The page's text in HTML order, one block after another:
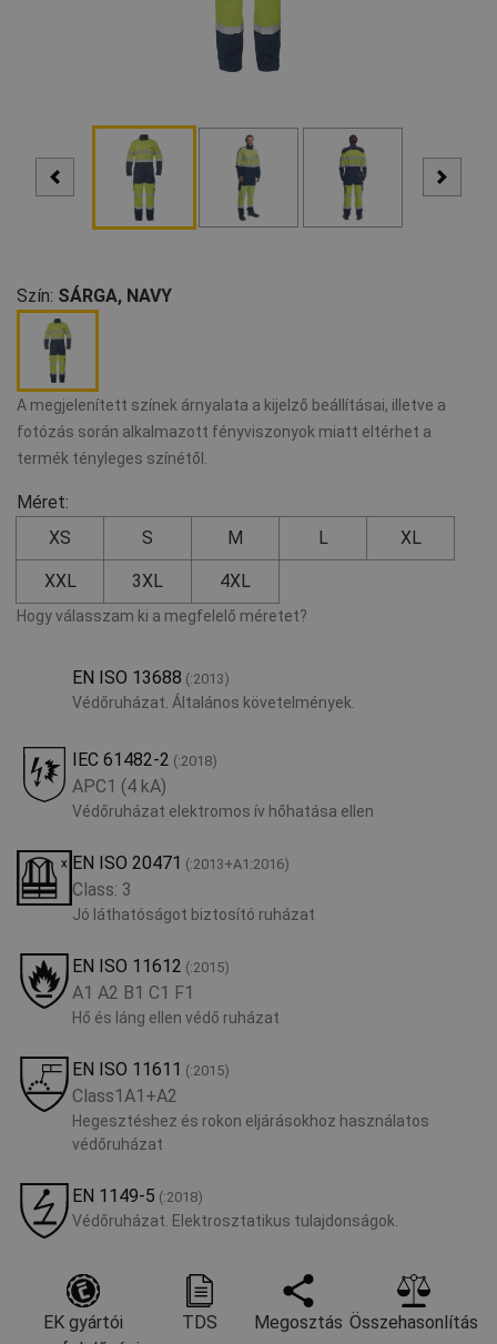
Szín: SÁRGA, NAVY
A megjelenített színek árnyalata a kijelző beállításai, illetve a
fotózás során alkalmazott fényviszonyok miatt eltérhet a
termék tényleges színétől.
Méret:
XS
S M L XL
XXL 3XL 4XL
Hogy válasszam ki a megfelelő méretet?
EN ISO 13688 (:2013)
Védőruházat. Általános követelmények.
IEC 61482-2 (:2018)
APC1 (4 kA)
Védőruházat elektromos ív hőhatása ellen
EN ISO 20471 (:2013+A1:2016)
Class: 3
Jó láthatóságot biztosító ruházat
EN ISO 11612 (:2015)
A1 A2 B1 C1 F1
Hő és láng ellen védő ruházat
EN ISO 11611 (:2015)
Class1A1+A2
Hegesztéshez és rokon eljárásokhoz használatos
védőruházat
EN 1149-5 (:2018)
Védőruházat. Elektrosztatikus tulajdonságok.
EK gyártói
TDS Megosztás Összehasonlítás